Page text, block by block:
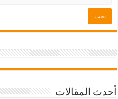
أحدث المقالات